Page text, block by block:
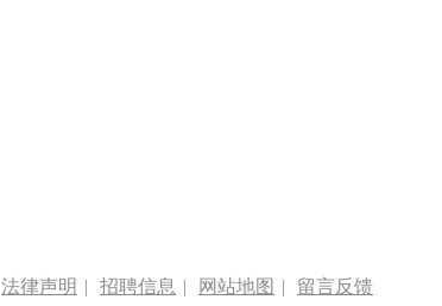
法律声明 | 招聘信息 | 网站地图 | 留言反馈